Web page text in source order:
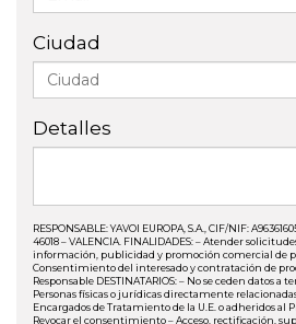
Ciudad
Detalles
RESPONSABLE: YAVOI EUROPA, S.A., CIF/NIF:
46018 – VALENCIA. FINALIDADES: – Atender
información, publicidad y promoción comercial de
Consentimiento del interesado y contratación de
Responsable DESTINATARIOS: – No se ceden datos a
Personas físicas o jurídicas directamente
Encargados de Tratamiento de la U.E. o adheridos al
Revocar el consentimiento – Acceso, rectificación,